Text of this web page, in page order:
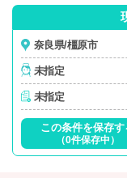
奈良県/橿原市
未指定
未指定
この条件を保存す
（0件保存中）